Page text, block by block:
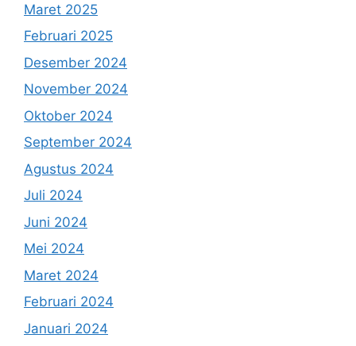
Maret 2025
Februari 2025
Desember 2024
November 2024
Oktober 2024
September 2024
Agustus 2024
Juli 2024
Juni 2024
Mei 2024
Maret 2024
Februari 2024
Januari 2024